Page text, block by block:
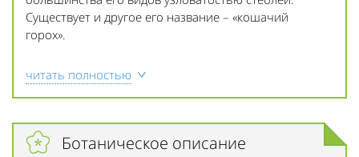
Существует и другое его название – «кошачий
горох».
читать полностью
Ботаническое описание